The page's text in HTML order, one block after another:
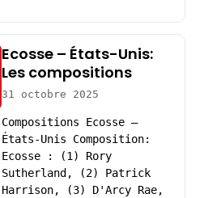
Ecosse – États-Unis:
Les compositions
31 octobre 2025
Compositions Ecosse –
États-Unis Composition:
Ecosse : (1) Rory
Sutherland, (2) Patrick
Harrison, (3) D'Arcy Rae,